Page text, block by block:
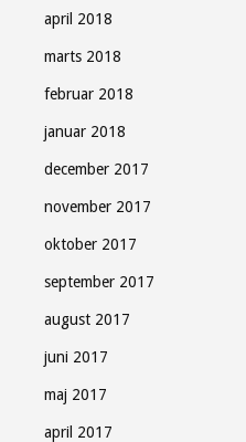
april 2018
marts 2018
februar 2018
januar 2018
december 2017
november 2017
oktober 2017
september 2017
august 2017
juni 2017
maj 2017
april 2017